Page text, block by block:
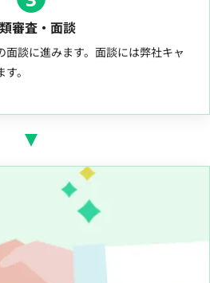
審査・面談
談に進みます。面談には弊社キャ
。